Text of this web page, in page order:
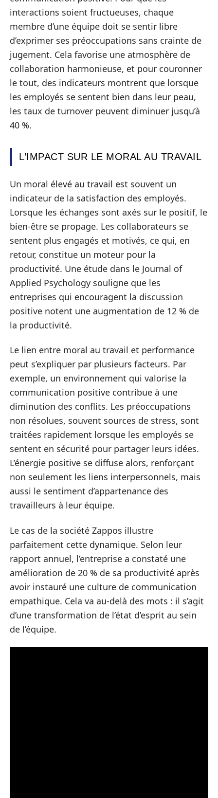
interactions soient fructueuses, chaque
membre d’une équipe doit se sentir libre
d’exprimer ses préoccupations sans crainte de
jugement. Cela favorise une atmosphère de
collaboration harmonieuse, et pour couronner
le tout, des indicateurs montrent que lorsque
les employés se sentent bien dans leur peau,
les taux de turnover peuvent diminuer jusqu’à
40 %.
L’IMPACT SUR LE MORAL AU TRAVAIL
Un moral élevé au travail est souvent un
indicateur de la satisfaction des employés.
Lorsque les échanges sont axés sur le positif, le
bien-être se propage. Les collaborateurs se
sentent plus engagés et motivés, ce qui, en
retour, constitue un moteur pour la
productivité. Une étude dans le Journal of
Applied Psychology souligne que les
entreprises qui encouragent la discussion
positive notent une augmentation de 12 % de
la productivité.
Le lien entre moral au travail et performance
peut s’expliquer par plusieurs facteurs. Par
exemple, un environnement qui valorise la
communication positive contribue à une
diminution des conflits. Les préoccupations
non résolues, souvent sources de stress, sont
traitées rapidement lorsque les employés se
sentent en sécurité pour partager leurs idées.
L’énergie positive se diffuse alors, renforçant
non seulement les liens interpersonnels, mais
aussi le sentiment d’appartenance des
travailleurs à leur équipe.
Le cas de la société Zappos illustre
parfaitement cette dynamique. Selon leur
rapport annuel, l’entreprise a constaté une
amélioration de 20 % de sa productivité après
avoir instauré une culture de communication
empathique. Cela va au-delà des mots : il s’agit
d’une transformation de l’état d’esprit au sein
de l’équipe.